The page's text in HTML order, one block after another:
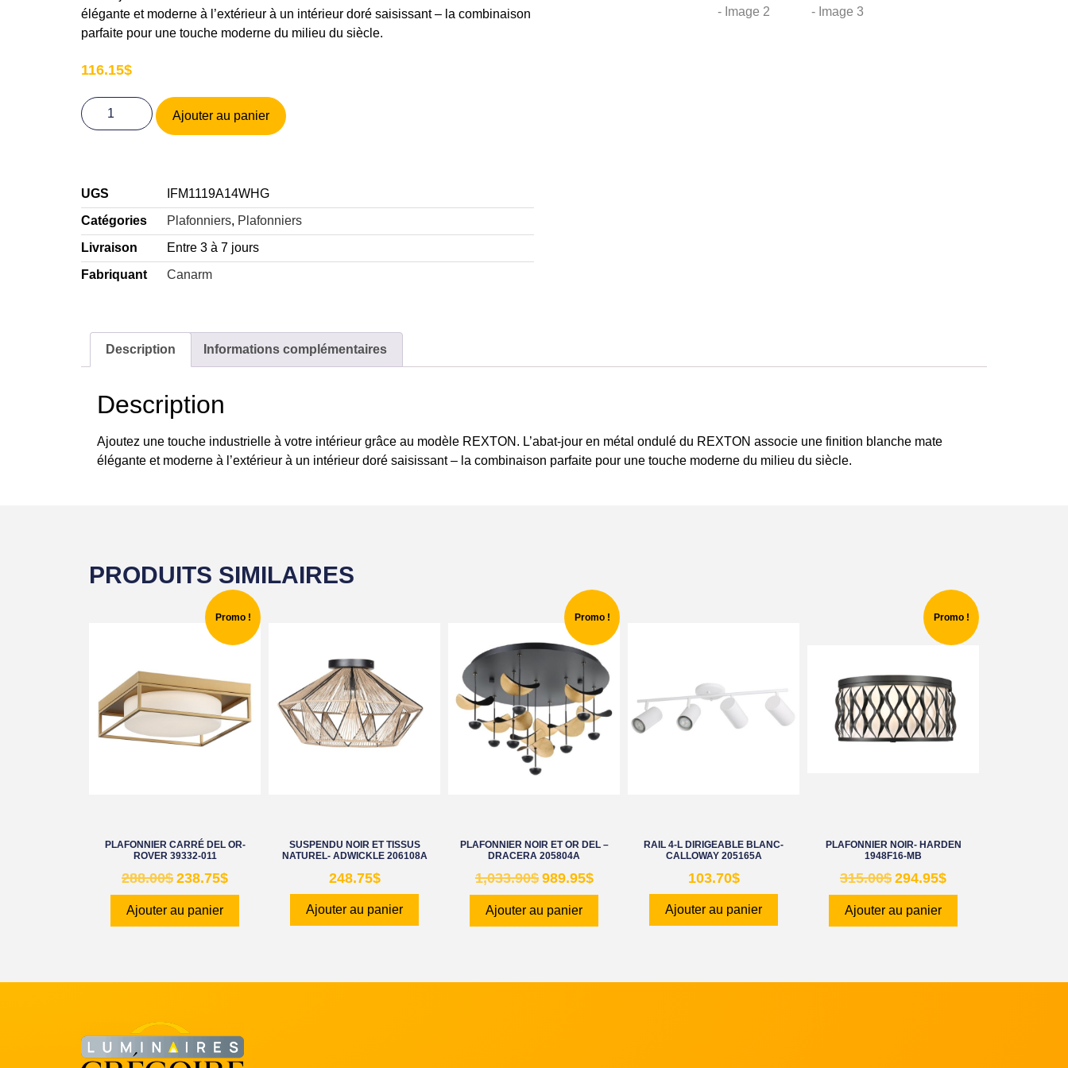
élégante et moderne à l’extérieur à un intérieur doré saisissant – la combinaison
parfaite pour une touche moderne du milieu du siècle.
116.15$
Ajouter au panier
UGS
IFM1119A14WHG
Catégories
Plafonniers, Plafonniers
Livraison
Entre 3 à 7 jours
Fabriquant
Canarm
Description Informations complémentaires
Description
Ajoutez une touche industrielle à votre intérieur grâce au modèle REXTON. L’abat-jour en métal ondulé du REXTON associe une finition blanche mate
élégante et moderne à l’extérieur à un intérieur doré saisissant – la combinaison parfaite pour une touche moderne du milieu du siècle.
PRODUITS SIMILAIRES
Promo !
PLAFONNIER CARRÉ DEL OR-
ROVER 39332-011
288.00$ 238.75$
Ajouter au panier
SUSPENDU NOIR ET TISSUS
NATUREL- ADWICKLE 206108A
248.75$
Ajouter au panier
Promo !
PLAFONNIER NOIR ET OR DEL –
DRACERA 205804A
1,033.90$ 989.95$
Ajouter au panier
RAIL 4-L DIRIGEABLE BLANC-
CALLOWAY 205165A
103.70$
Ajouter au panier
Promo !
PLAFONNIER NOIR- HARDEN
1948F16-MB
315.00$ 294.95$
Ajouter au panier